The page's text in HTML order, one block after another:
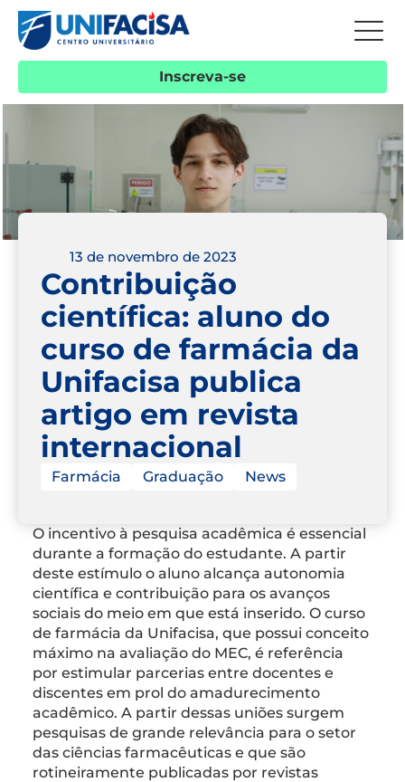
Inscreva-se
13 de novembro de 2023
Contribuição
científica: aluno do
curso de farmácia da
Unifacisa publica
artigo em revista
internacional
Farmácia Graduação News
O incentivo à pesquisa acadêmica é essencial
durante a formação do estudante. A partir
deste estímulo o aluno alcança autonomia
científica e contribuição para os avanços
sociais do meio em que está inserido. O curso
de farmácia da Unifacisa, que possui conceito
máximo na avaliação do MEC, é referência
por estimular parcerias entre docentes e
discentes em prol do amadurecimento
acadêmico. A partir dessas uniões surgem
pesquisas de grande relevância para o setor
das ciências farmacêuticas e que são
rotineiramente publicadas por revistas